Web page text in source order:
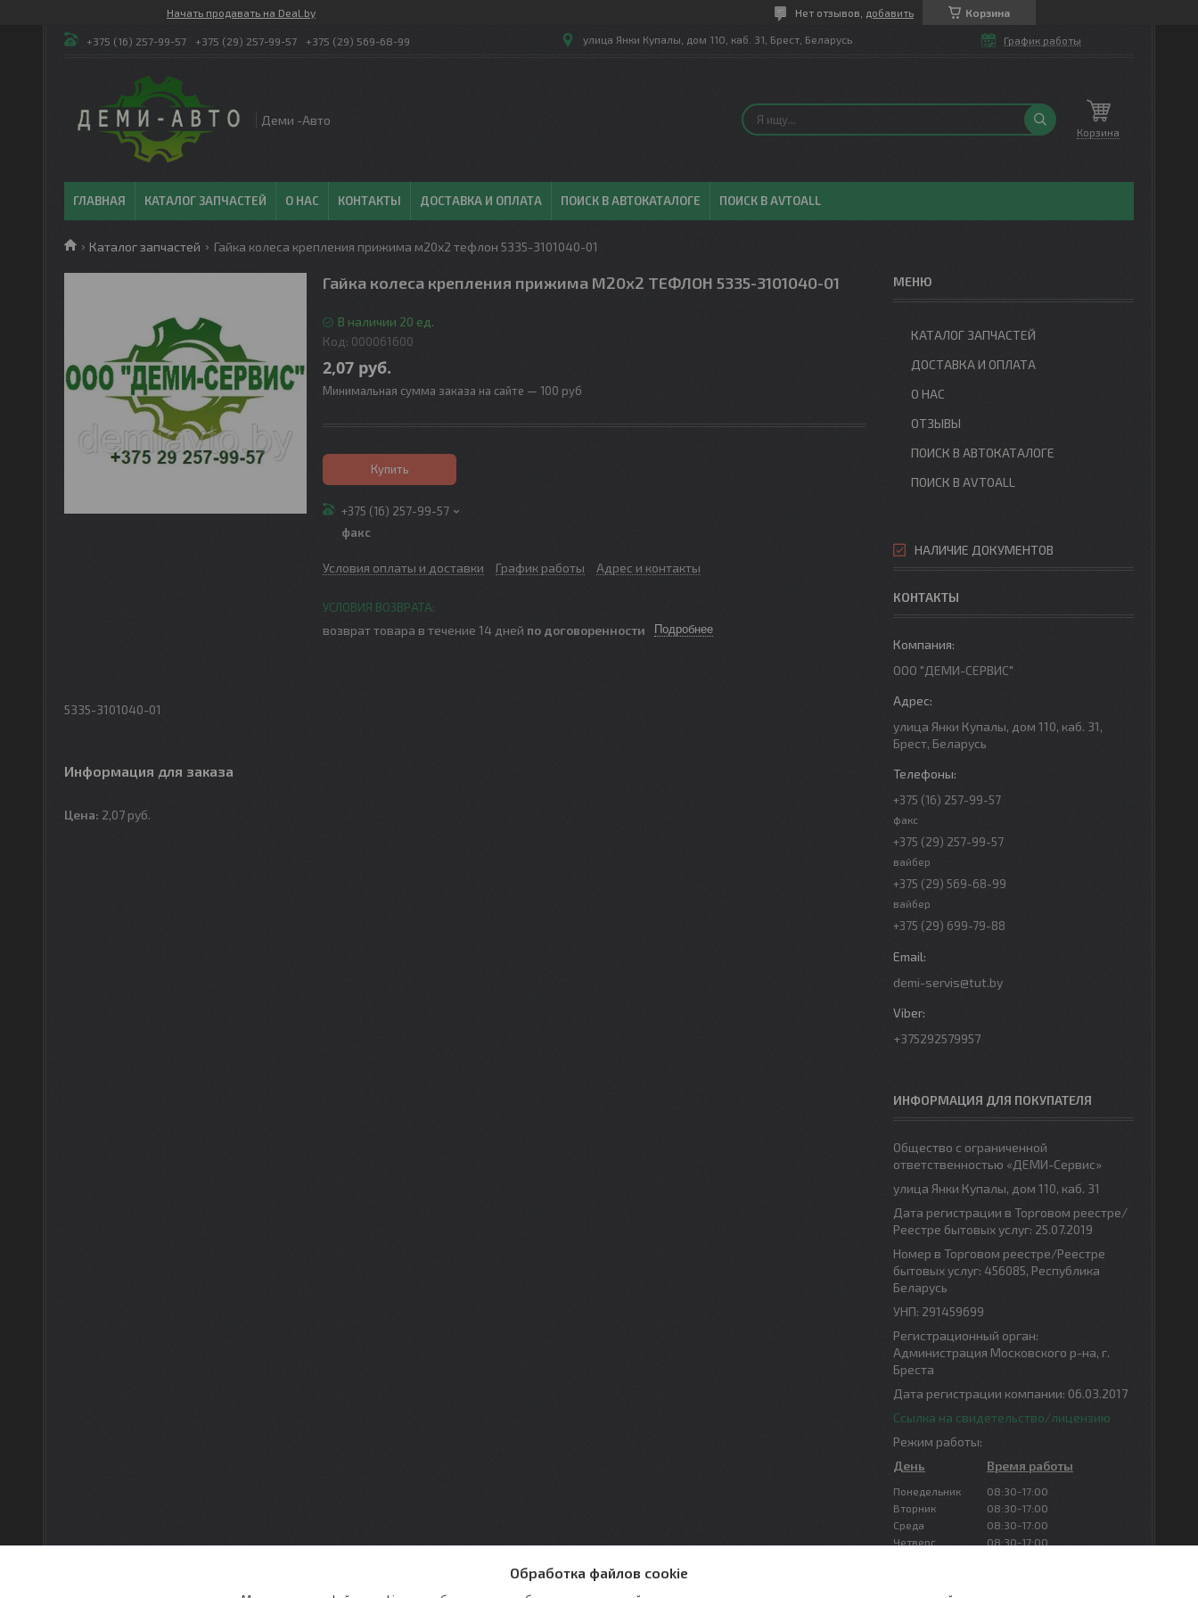
Начать продавать на Deal.by Корзина
Нет отзывов, добавить
+375 (16) 257-99-57 +375 (29) 257-99-57 +375 (29) 569-68-99 улица Янки Купалы, дом 110, каб. 31, Брест, Беларусь График работы
Деми -Авто
Корзина
ГЛАВНАЯ КАТАЛОГ ЗАПЧАСТЕЙ О НАС КОНТАКТЫ ДОСТАВКА И ОПЛАТА ПОИСК В АВТОКАТАЛОГЕ ПОИСК В AVTOALL
Каталог запчастей Гайка колеса крепления прижима м20х2 тефлон 5335-3101040-01
Гайка колеса крепления прижима М20х2 ТЕФЛОН 5335-3101040-01
В наличии 20 ед.
Код: 000061600
2,07 руб.
Минимальная сумма заказа на сайте — 100 руб
Купить
+375 (16) 257-99-57
факс
Условия оплаты и доставки График работы Адрес и контакты
возврат товара в течение 14 дней по договоренности Подробнее
5335-3101040-01
Информация для заказа
Цена: 2,07 руб.
КАТАЛОГ ЗАПЧАСТЕЙ
ДОСТАВКА И ОПЛАТА
О НАС
ОТЗЫВЫ
ПОИСК В АВТОКАТАЛОГЕ
ПОИСК В AVTOALL
НАЛИЧИЕ ДОКУМЕНТОВ
КОНТАКТЫ
ООО "ДЕМИ-СЕРВИС"
улица Янки Купалы, дом 110, каб. 31,
Брест, Беларусь
+375 (16) 257-99-57
факс
+375 (29) 257-99-57
вайбер
+375 (29) 569-68-99
вайбер
+375 (29) 699-79-88
demi-servis@tut.by
+375292579957
ИНФОРМАЦИЯ ДЛЯ ПОКУПАТЕЛЯ
Общество с ограниченной
ответственностью «ДЕМИ-Сервис»
улица Янки Купалы, дом 110, каб. 31
Дата регистрации в Торговом реестре/
Реестре бытовых услуг: 25.07.2019
Номер в Торговом реестре/Реестре
бытовых услуг: 456085, Республика
Беларусь
УНП: 291459699
Регистрационный орган:
Администрация Московского р-на, г.
Бреста
Дата регистрации компании: 06.03.2017
Ссылка на свидетельство/лицензию
Режим работы:
День
Время работы
Понедельник
08:30-17:00
Вторник
08:30-17:00
Среда
08:30-17:00
Четверг
08:30-17:00
Воскресенье
Обработка файлов cookie